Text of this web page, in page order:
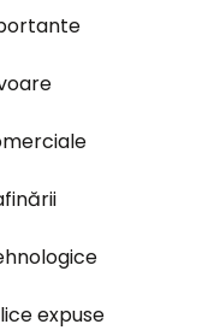
expuse